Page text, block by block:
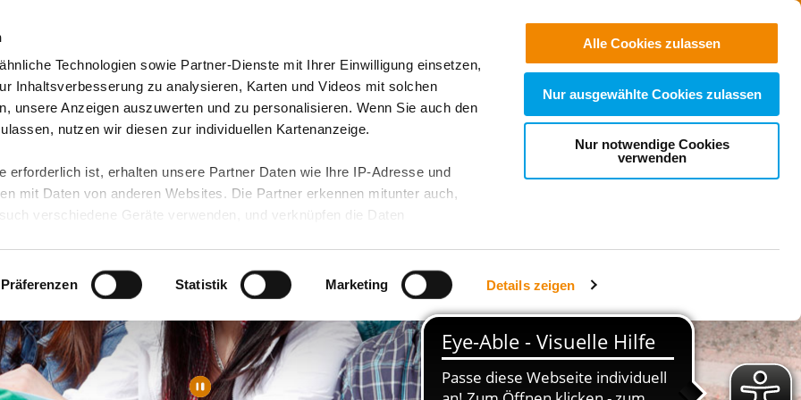
Technologien sowie Partner-Dienste mit Ihrer Einwilligung einsetzen,
Inhaltsverbesserung zu analysieren, Karten und Videos mit solchen
unsere Anzeigen auszuwerten und zu personalisieren. Wenn Sie auch den
nutzen wir diesen zur individuellen Kartenanzeige.
erforderlich ist, erhalten unsere Partner Daten wie Ihre IP-Adresse und
mit Daten von anderen Websites. Die Partner erkennen mitunter auch,
verschiedene Geräte verwenden, und verknüpfen die Daten
Daten führen kann.
unserenDatenschutzhinweisenund in unsererCookie-Übersicht. Wenn
Funktionen für diese Zwecke aktiviert sind, müssen Sie alle Cookie-
können mittels nachfolgender Buttons über Ihre Einwilligung für diese
erteilte Einwilligung stets für die Zukunft widerrufen. Bitte beachten Sie:
Präferenzen Statistik Marketing Details zeigen
Alle Cookies zulassen
Nur ausgewählte Cookies zulassen
Nur notwendige Cookies
verwenden
Suchen
Video-Blog & Presse Freie Jobs & mehr Unsere Einrichtungen
Kontakt